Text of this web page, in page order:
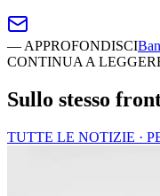
— APPROFONDISCI
CONTINUA A
Sullo stesso
TUTTE LE NOTIZIE ·